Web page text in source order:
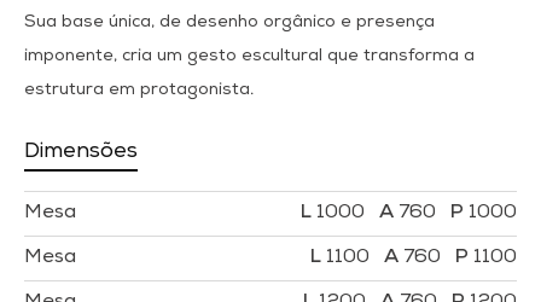
Sua base única, de desenho orgânico e presença
imponente, cria um gesto escultural que transforma a
estrutura em protagonista.
Dimensões
Mesa 1000 760 1000
Mesa 1100 760 1100